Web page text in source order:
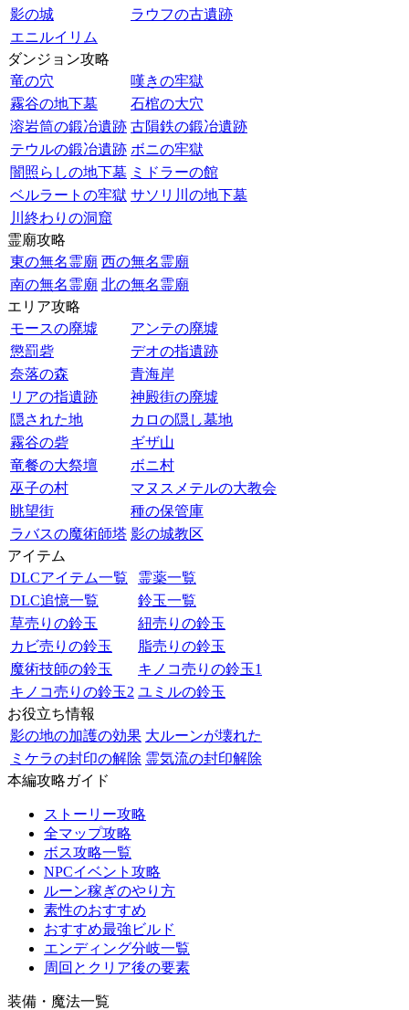
影の城
ラウフの古遺跡
エニルイリム
ダンジョン攻略
竜の穴
嘆きの牢獄
霧谷の地下墓
石棺の大穴
溶岩筒の鍛冶遺跡 古隕鉄の鍛冶遺跡
テウルの鍛冶遺跡 ボニの牢獄
闇照らしの地下墓 ミドラーの館
ベルラートの牢獄 サソリ川の地下墓
川終わりの洞窟
霊廟攻略
東の無名霊廟 西の無名霊廟
南の無名霊廟 北の無名霊廟
エリア攻略
モースの廃墟
アンテの廃墟
懲罰砦
デオの指遺跡
奈落の森
青海岸
リアの指遺跡
神殿街の廃墟
隠された地
カロの隠し墓地
霧谷の砦
ギザ山
竜餐の大祭壇
ボニ村
巫子の村
マヌスメテルの大教会
眺望街
種の保管庫
ラバスの魔術師塔 影の城教区
アイテム
DLCアイテム一覧
霊薬一覧
DLC追憶一覧
鈴玉一覧
草売りの鈴玉
紐売りの鈴玉
カビ売りの鈴玉
脂売りの鈴玉
魔術技師の鈴玉
キノコ売りの鈴玉1
キノコ売りの鈴玉2 ユミルの鈴玉
お役立ち情報
影の地の加護の効果 大ルーンが壊れた
ミケラの封印の解除 霊気流の封印解除
本編攻略ガイド
ストーリー攻略
全マップ攻略
ボス攻略一覧
NPCイベント攻略
ルーン稼ぎのやり方
素性のおすすめ
おすすめ最強ビルド
エンディング分岐一覧
周回とクリア後の要素
装備・魔法一覧